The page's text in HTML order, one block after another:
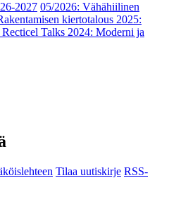
2027 05/2026: Vähähiilinen
kiertotalous 2025:
Talks 2024: Moderni ja
Tilaa uutiskirje RSS-